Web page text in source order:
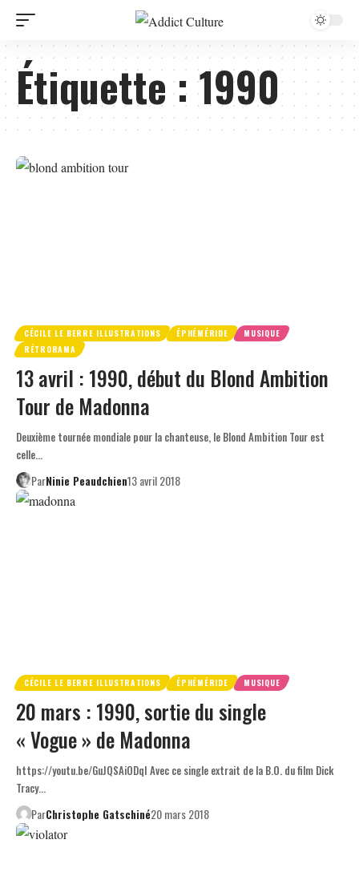
Étiquette :1990
CÉCILE LE BERRE ILLUSTRATIONS ÉPHÉMÉRIDE
MUSIQUE
RÉTRORAMA
13 avril : 1990, début du Blond Ambition
Tour de Madonna
Deuxième tournée mondiale pour la chanteuse, le Blond Ambition Tour est
celle…
ParNinie Peaudchien13 avril 2018
CÉCILE LE BERRE ILLUSTRATIONS ÉPHÉMÉRIDE MUSIQUE
20 mars : 1990, sortie du single
« Vogue » de Madonna
https://youtu.be/GuJQSAiODqI Avec ce single extrait de la B.O. du film Dick
Tracy…
ParChristophe Gatschiné20 mars 2018